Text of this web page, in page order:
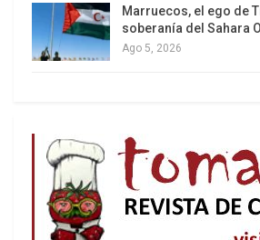
Marruecos, el ego de
soberanía del Sahara
Ago 5, 2026